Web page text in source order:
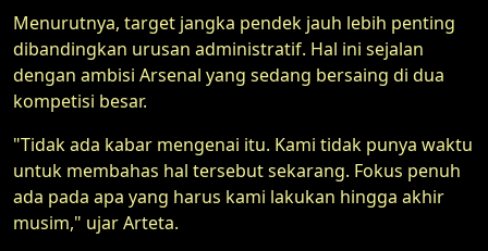
Menurutnya, target jangka pendek jauh lebih penting
dibandingkan urusan administratif. Hal ini sejalan
dengan ambisi Arsenal yang sedang bersaing di dua
kompetisi besar.
"Tidak ada kabar mengenai itu. Kami tidak punya waktu
untuk membahas hal tersebut sekarang. Fokus penuh
ada pada apa yang harus kami lakukan hingga akhir
musim," ujar Arteta.